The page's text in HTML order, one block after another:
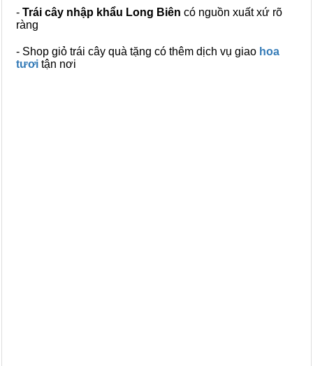
- Trái cây nhập khẩu Long Biên có nguồn xuất xứ rõ
ràng
- Shop giỏ trái cây quà tặng có thêm dịch vụ giao hoa
tươi tận nơi